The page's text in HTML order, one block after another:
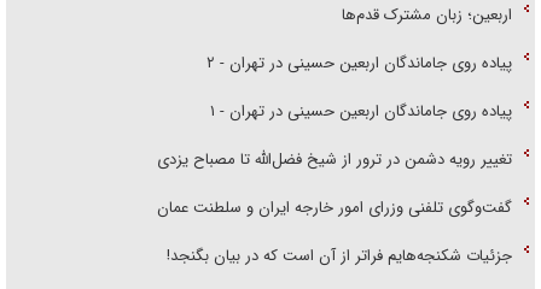
اربعین؛ زبان مشترک قدم‌ها
پیاده روی جاماندگان اربعین حسینی در تهران - ۲
پیاده روی جاماندگان اربعین حسینی در تهران - ۱
تغییر رویه دشمن در ترور از شیخ فضل‌الله تا مصباح یزدی
گفت‌وگوی تلفنی وزرای امور خارجه ایران و سلطنت عمان
جزئیات شکنجه‌هایم فراتر از آن است که در بیان بگنجد!